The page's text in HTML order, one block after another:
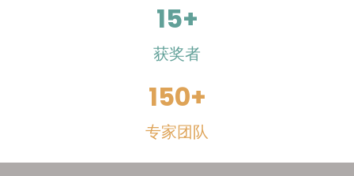
15+
获奖者
150+
专家团队